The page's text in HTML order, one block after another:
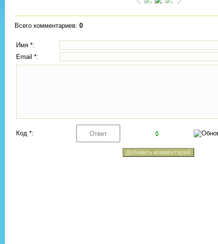
Всего комментариев: 0
Имя *:
Email *:
Код *: